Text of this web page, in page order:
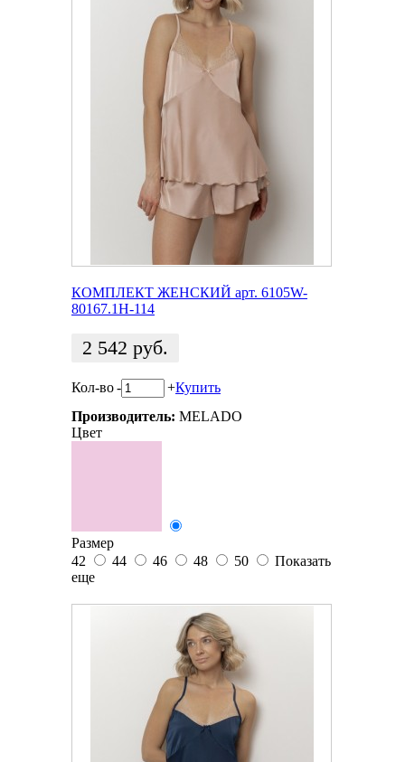
КОМПЛЕКТ ЖЕНСКИЙ арт. 6105W-
80167.1H-114
2 542 руб.
Кол-во- +Купить
Производитель: MELADO
Цвет
Размер
42
44 46 48 50
Показать
еще